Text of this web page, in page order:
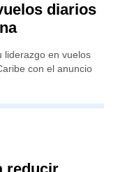
diarios
liderazgo en vuelos
con el anuncio